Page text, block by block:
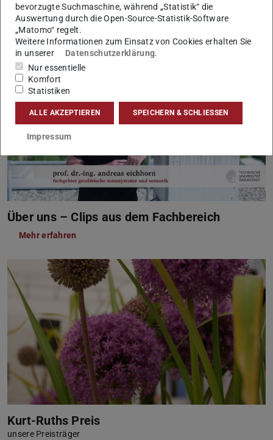
Daran forschen wir
Mehr erfahren
Über uns – Clips aus dem Fachbereich
Mehr erfahren
Kurt-Ruths Preis
unsere Preisträger
bevorzugte Suchmaschine, während „Statistik“ die
Auswertung durch die Open-Source-Statistik-Software
„Matomo“ regelt.
Weitere Informationen zum Einsatz von Cookies erhalten Sie
in unserer
Datenschutzerklärung.
Nur essentielle
Komfort
Statistiken
ALLE AKZEPTIEREN SPEICHERN & SCHLIESSEN
Impressum